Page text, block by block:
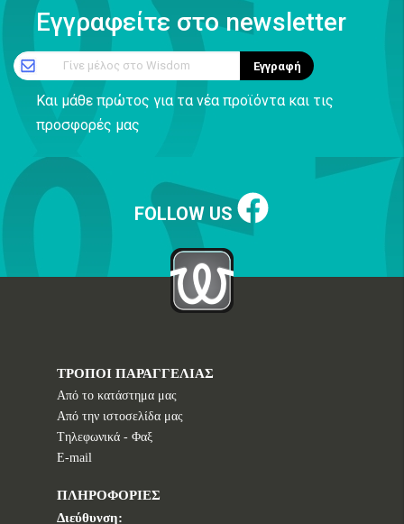
Εγγραφείτε στο newsletter
Γίνε μέλος στο Wisdom Εγγραφή
Και μάθε πρώτος για τα νέα προϊόντα και τις
προσφορές μας
FOLLOW US
ΤΡΟΠΟΙ ΠΑΡΑΓΓΕΛΙΑΣ
Από το κατάστημα μας
Από την ιστοσελίδα μας
Tηλεφωνικά - Φαξ
E-mail
ΠΛΗΡΟΦΟΡΙΕΣ
Διεύθυνση: